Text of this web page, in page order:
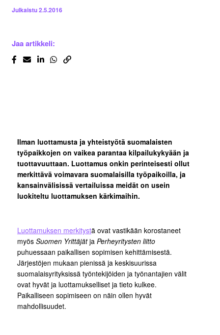
Julkaistu2.5.2016
Jaa artikkeli:
Ilman luottamusta ja yhteistyötä suomalaisten
työpaikkojen on vaikea parantaa kilpailukykyään ja
tuottavuuttaan. Luottamus onkin perinteisesti ollut
merkittävä voimavara suomalaisilla työpaikoilla, ja
kansainvälisissä vertailuissa meidät on usein
luokiteltu luottamuksen kärkimaihin.
Luottamuksen merkitystä ovat vastikään korostaneet
myös Suomen Yrittäjätja Perheyritysten liitto
puhuessaan paikallisen sopimisen kehittämisestä.
Järjestöjen mukaan pienissä ja keskisuurissa
suomalaisyrityksissä työntekijöiden ja työnantajien välit
ovat hyvät ja luottamukselliset ja tieto kulkee.
Paikalliseen sopimiseen on näin ollen hyvät
mahdollisuudet.